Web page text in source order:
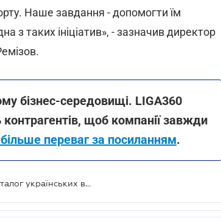
Наше завдання - допомогти їм
з таких ініціатив», - зазначив директор
бізнес-середовищі. LIGA360
контрагентів, щоб компанії завжди
переваг за посиланням.
Центр "Дія.Бізнес" у Варшаві презентував Каталог українських виробників, які планують експорт до Польщі